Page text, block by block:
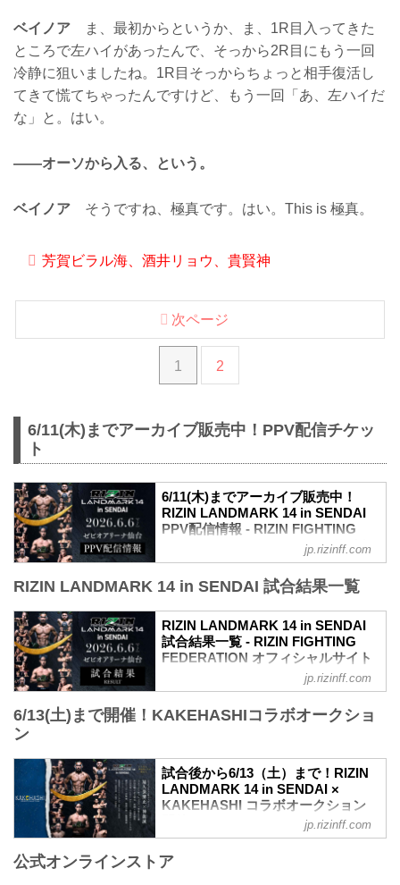
ベイノア ま、最初からというか、ま、1R目入ってきた
ところで左ハイがあったんで、そっから2R目にもう一回
冷静に狙いましたね。1R目そっからちょっと相手復活し
てきて慌てちゃったんですけど、もう一回「あ、左ハイだ
な」と。はい。
——オーソから入る、という。
ベイノア そうですね、極真です。はい。This is 極真。
芳賀ビラル海、酒井リョウ、貴賢神
1 2
次ページ
6/11(木)までアーカイブ販売中！PPV配信チケッ
ト
6/11(木)までアーカイブ販売中！
RIZIN LANDMARK 14 in SENDAI
PPV配信情報 - RIZIN FIGHTING
FEDERATION オフィシャルサイト
配信チケットが、5月15日（金）12時より
ABEMA、U-NEXTにて販売がスタートし
たぞ！（※スカパー！は5/23(土)販売開
始）
お得なPPV前売りチケットは、大会前日
の6月5日（金）23:59まで販売！
会場に来られない方、また会場にも行く
が実況・解説ありで試合を見たい方は是
LANDMARK 14 in SENDAIを全試合リア
ルタイ...
jp.rizinff.com
RIZIN LANDMARK 14 in SENDAI 試合結果一覧
RIZIN LANDMARK 14 in SENDAI
試合結果一覧 - RIZIN FIGHTING
FEDERATION オフィシャルサイト
第8試合／扇久保博正 vs. 神龍誠
RIZIN MMAルール：5分 3R（57.0kg）
≫ 試合結果詳細
第7試合／元谷友貴 vs. トニー・ララミー
RIZIN MMAルール：5分 3R（59.0kg）
（LOSE）元谷友貴 vs. トニー・ララミー
≫ 試合結果詳細
jp.rizinff.com
6/13(土)まで開催！KAKEHASHIコラボオークショ
ン
試合後から6/13（土）まで！RIZIN
LANDMARK 14 in SENDAI ×
KAKEHASHI コラボオークション
開催！ - RIZIN FIGHTING
FEDERATION オフィシャルサイト
今回のオークションも、オークションプ
jp.rizinff.com
公式オンラインストア